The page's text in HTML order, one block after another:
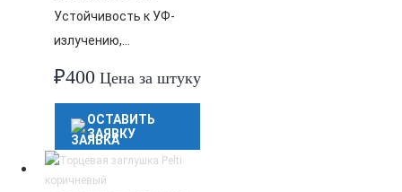
Устойчивость к УФ-
излучению,…
₽400 Цена за штуку
ОСТАВИТЬ
ЗАЯВКУ